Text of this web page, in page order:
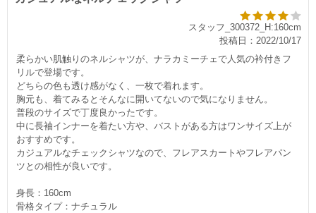
スタッフ_300372_H:160cm
投稿日：2022/10/17
柔らかい肌触りのネルシャツが、ナラカミーチェで人気の衿付きフ
リルで登場です。
どちらの色も透け感がなく、一枚で着れます。
胸元も、着てみるとそんなに開いてないので気になりません。
普段のサイズで丁度良かったです。
中に長袖インナーを着たい方や、バストがある方はワンサイズ上が
おすすめです。
カジュアルなチェックシャツなので、フレアスカートやフレアパン
ツとの相性が良いです。
身長：160cm
骨格タイプ：ナチュラル